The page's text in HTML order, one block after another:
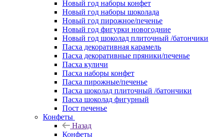
Новый год наборы конфет
Новый год наборы шоколада
Новый год пирожное/печенье
Новый год фигурки новогодние
Новый год шоколад плиточный /батончики
Пасха декоративная карамель
Пасха декоративные пряники/печенье
Пасха куличи
Пасха наборы конфет
Пасха пирожные/печенье
Пасха шоколад плиточный /батончики
Пасха шоколад фигурный
Пост печенье
Конфеты
Назад
Конфеты